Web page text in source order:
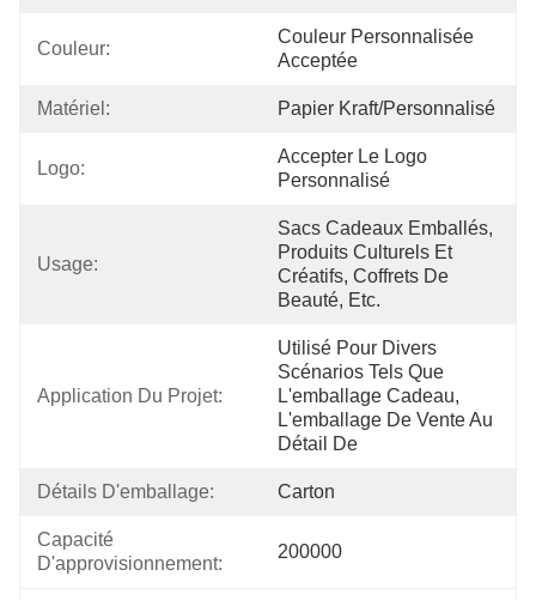
Couleur:
Couleur Personnalisée
Acceptée
Matériel: Papier Kraft/personnalisé
Logo:
Accepter Le Logo
Personnalisé
Usage:
Sacs Cadeaux Emballés,
Produits Culturels Et
Créatifs, Coffrets De
Beauté, Etc.
Application Du Projet:
Utilisé Pour Divers
Scénarios Tels Que
L'emballage Cadeau,
L'emballage De Vente Au
Détail De
Détails D'emballage: Carton
Capacité
D'approvisionnement:
200000